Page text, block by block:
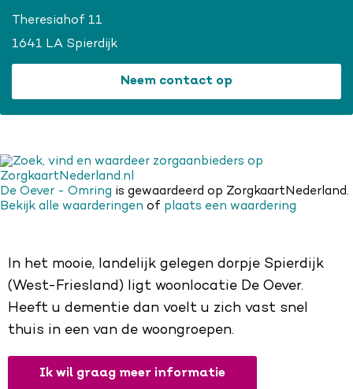
Theresiahof 11
1641 LA Spierdijk
Neem contact op
De Oever - Omring is gewaardeerd op ZorgkaartNederland.
Bekijk alle waarderingen of plaats een waardering
In het mooie, landelijk gelegen dorpje Spierdijk
(West-Friesland) ligt woonlocatie De Oever.
Heeft u dementie dan voelt u zich vast snel
thuis in een van de woongroepen.
Ik wil graag meer informatie